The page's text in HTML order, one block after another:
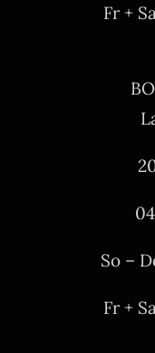
Fr +
So –
Fr +